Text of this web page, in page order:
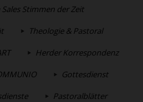
Sales Stimmen der Zeit
Theologie & Pastoral
Herder Korrespondenz
Gottesdienst
Pastoralblätter